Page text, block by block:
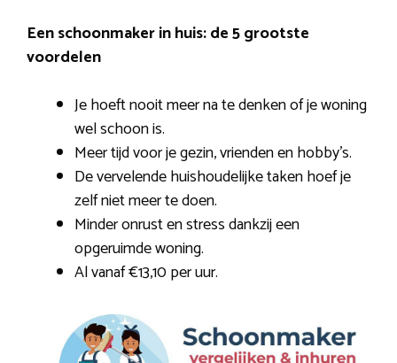
Een schoonmaker in huis: de 5 grootste
voordelen
Je hoeft nooit meer na te denken of je woning
wel schoon is.
Meer tijd voor je gezin, vrienden en hobby’s.
De vervelende huishoudelijke taken hoef je
zelf niet meer te doen.
Minder onrust en stress dankzij een
opgeruimde woning.
Al vanaf €13,10 per uur.